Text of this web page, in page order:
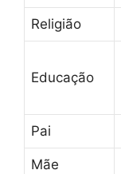
Religião
Educação
Pai
Mãe